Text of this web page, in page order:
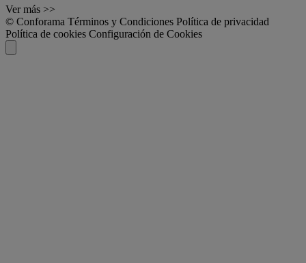
Ver más >>
© Conforama Términos y Condiciones Política de privacidad
Política de cookies Configuración de Cookies